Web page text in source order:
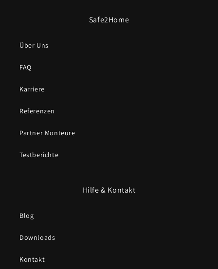
Safe2Home
Über Uns
FAQ
Karriere
Referenzen
Partner Monteure
Testberichte
Hilfe & Kontakt
Blog
Downloads
Kontakt